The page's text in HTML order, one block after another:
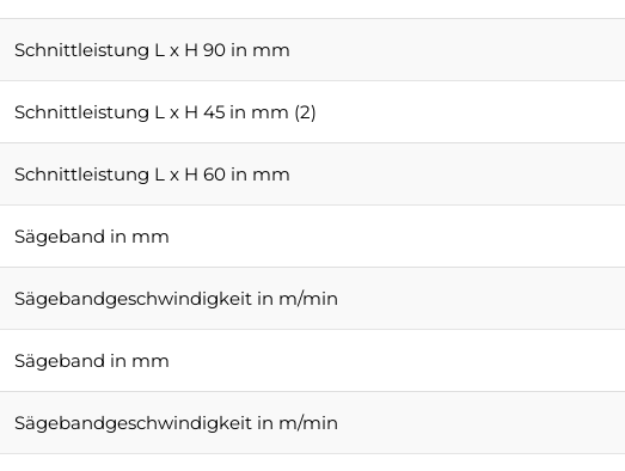
Schnittleistung L x H 90 in mm
Schnittleistung L x H 45 in mm (2)
Schnittleistung L x H 60 in mm
Sägeband in mm
Sägebandgeschwindigkeit in m/min
Sägeband in mm
Sägebandgeschwindigkeit in m/min